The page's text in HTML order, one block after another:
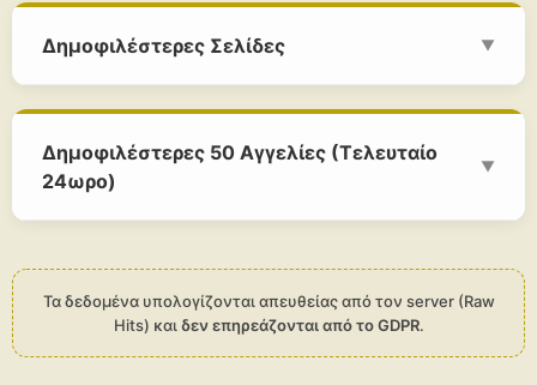
Δημοφιλέστερες Σελίδες ▼
Δημοφιλέστερες 50 Αγγελίες (Τελευταίο
24ωρο)
▼
Τα δεδομένα υπολογίζονται απευθείας από τον server (Raw
Hits) και δεν επηρεάζονται από το GDPR.